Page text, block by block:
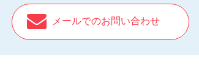
メールでのお問い合わせ